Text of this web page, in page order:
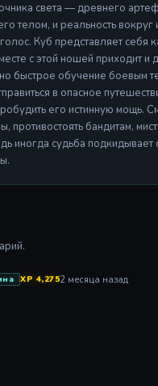
света — древнего
телом, и реальность
Куб представляет себя
с этой ношей приходит и
быстрое обучение боевым
в опасное
его истинную мощь.
противостоять бандитам,
иногда судьба
XP 4,2752 месяца назад